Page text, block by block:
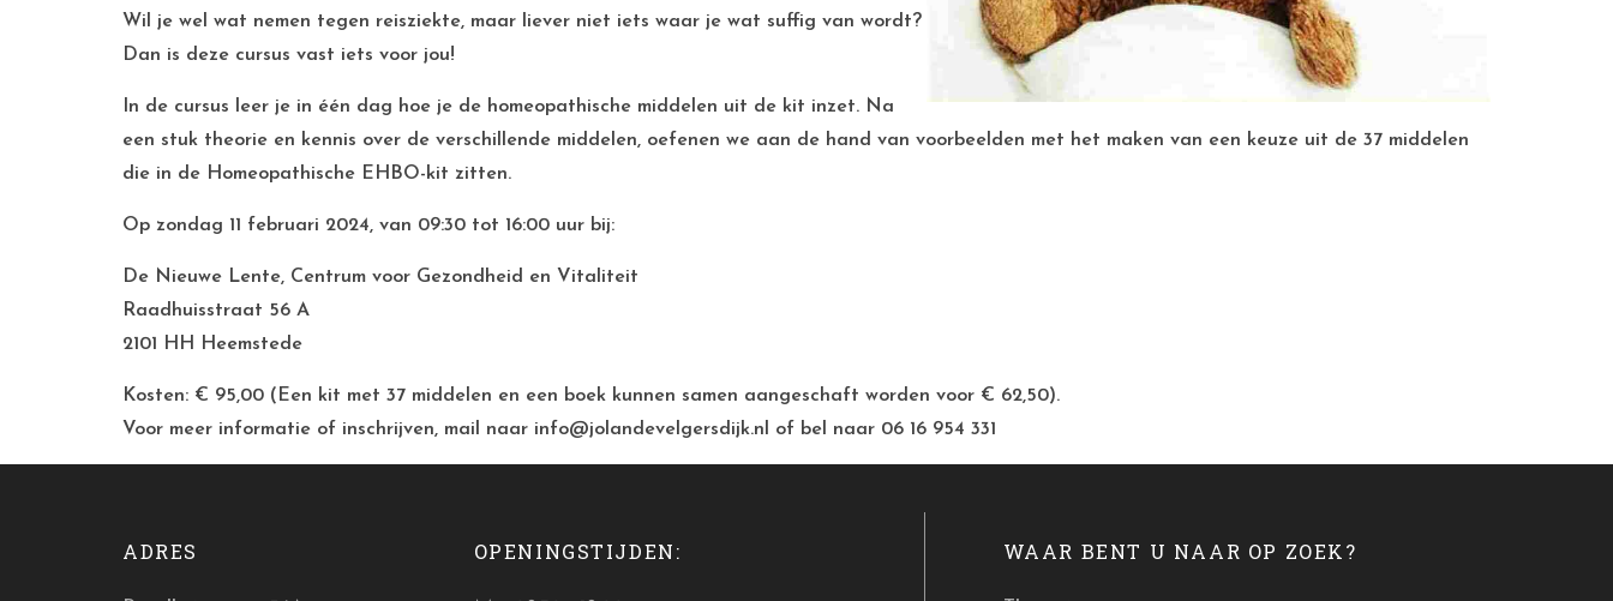
Wil je wel wat nemen tegen reisziekte, maar liever niet iets waar je wat suffig van wordt?
Dan is deze cursus vast iets voor jou!
In de cursus leer je in één dag hoe je de homeopathische middelen uit de kit inzet. Na
een stuk theorie en kennis over de verschillende middelen, oefenen we aan de hand van voorbeelden met het maken van een keuze uit de 37 middelen
die in de Homeopathische EHBO-kit zitten.
Op zondag 11 februari 2024, van 09:30 tot 16:00 uur bij:
De Nieuwe Lente, Centrum voor Gezondheid en Vitaliteit
Raadhuisstraat 56 A
2101 HH Heemstede
Kosten: € 95,00 (Een kit met 37 middelen en een boek kunnen samen aangeschaft worden voor € 62,50).
Voor meer informatie of inschrijven, mail naar info@jolandevelgersdijk.nl of bel naar 06 16 954 331
ADRES OPENINGSTIJDEN: WAAR BENT U NAAR OP ZOEK?